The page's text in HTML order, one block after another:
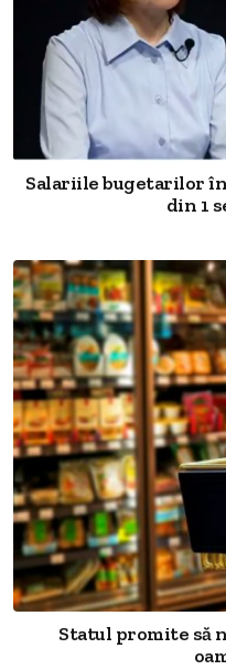
Salariile bugetarilor
din 1
Statul promite să